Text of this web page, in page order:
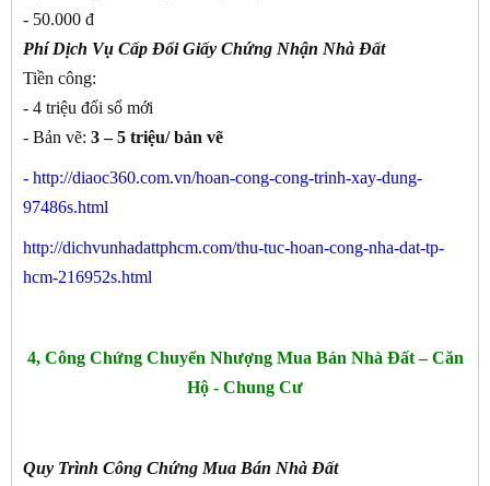
- 50.000 đ
Phí Dịch Vụ Cấp Đổi Giấy Chứng Nhận Nhà Đất
Tiền công:
- 4 triệu đổi sổ mới
- Bản vẽ: 3 – 5 triệu/ bản vẽ
- http://diaoc360.com.vn/hoan-cong-cong-trinh-xay-dung-
97486s.html
http://dichvunhadattphcm.com/thu-tuc-hoan-cong-nha-dat-tp-
hcm-216952s.html
4, Công Chứng Chuyển Nhượng Mua Bán Nhà Đất – Căn
Hộ - Chung Cư
Quy Trình Công Chứng Mua Bán Nhà Đất